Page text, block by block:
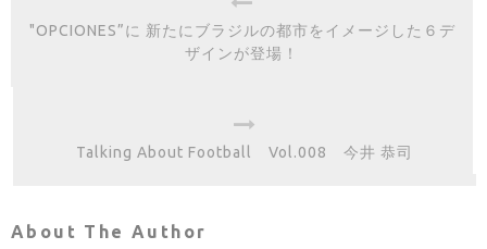
"OPCIONES”に 新たにブラジルの都市をイメージした６デ
ザインが登場！
Talking About Football Vol.008 今井 恭司
About The Author